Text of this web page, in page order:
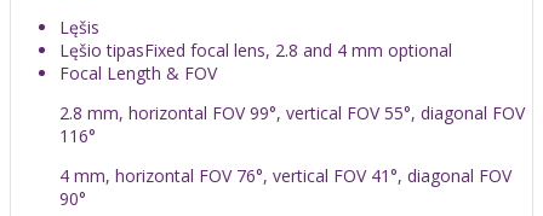
Lęšis
Lęšio tipasFixed focal lens, 2.8 and 4 mm optional
Focal Length & FOV
2.8 mm, horizontal FOV 99°, vertical FOV 55°, diagonal FOV
116°
4 mm, horizontal FOV 76°, vertical FOV 41°, diagonal FOV
90°